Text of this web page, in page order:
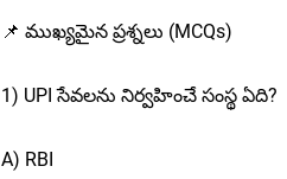
📌 ముఖ్యమైన ప్రశ్నలు (MCQs)
1) UPI సేవలను నిర్వహించే సంస్థ ఏది?
A) RBI